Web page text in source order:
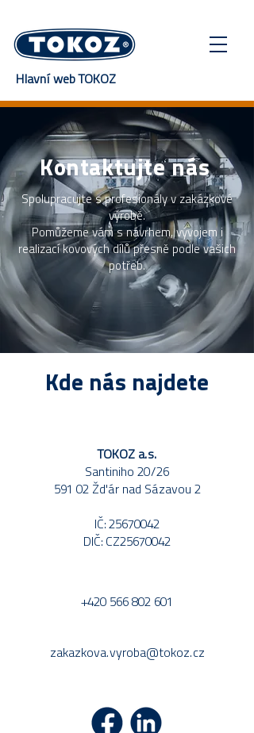
Hlavní web TOKOZ
Kontaktujte nás
Spolupracujte s profesionály v zakázkové
výrobě.
Pomůžeme vám s návrhem, vývojem i
realizací kovových dílů přesně podle vašich
potřeb.
Kde nás najdete
TOKOZ a.s.
Santiniho 20/26
591 02 Žďár nad Sázavou 2
IČ: 25670042
DIČ: CZ25670042
+420 566 802 601
zakazkova.vyroba@tokoz.cz